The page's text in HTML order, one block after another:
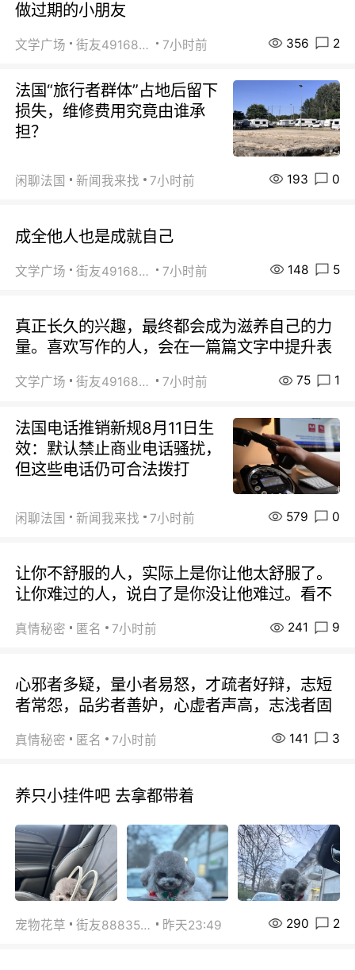
做过期的小朋友
文学广场 街友49168527 7小时前 356 2
法国“旅行者群体”占地后留下
损失，维修费用究竟由谁承
担？
闲聊法国 新闻我来找 7小时前 193 0
成全他人也是成就自己
文学广场 街友49168527 7小时前 148 5
真正长久的兴趣，最终都会成为滋养自己的力
量。喜欢写作的人，会在一篇篇文字中提升表
文学广场 街友49168527 7小时前 75 1
法国电话推销新规8月11日生
效：默认禁止商业电话骚扰，
但这些电话仍可合法拨打
闲聊法国 新闻我来找 7小时前 579 0
让你不舒服的人，实际上是你让他太舒服了。
让你难过的人，说白了是你没让他难过。看不
真情秘密 匿名 7小时前 241 9
心邪者多疑，量小者易怒，才疏者好辩，志短
者常怨，品劣者善妒，心虚者声高，志浅者固
真情秘密 匿名 7小时前 141 3
养只小挂件吧 去拿都带着
宠物花草 街友88835518 昨天23:49 290 2